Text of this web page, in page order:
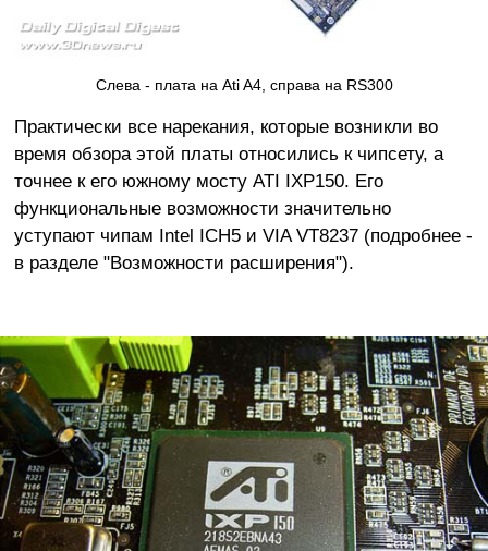
Слева - плата на Ati A4, справа на RS300
Практически все нарекания, которые возникли во
время обзора этой платы относились к чипсету, а
точнее к его южному мосту ATI IXP150. Его
функциональные возможности значительно
уступают чипам Intel ICH5 и VIA VT8237 (подробнее -
в разделе "Возможности расширения").